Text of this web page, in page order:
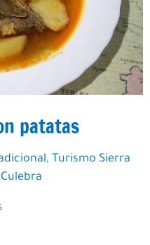
patatas
, Turismo Sierra